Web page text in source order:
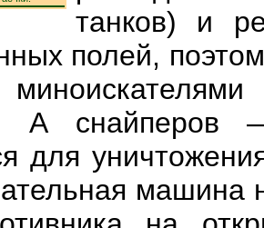
танков) и
полей,
А
для
машина